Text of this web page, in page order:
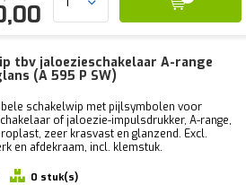
tbv jaloezieschakelaar A-range
(A 595 P SW)
schakelwip met pijlsymbolen voor
of jaloezie-impulsdrukker, A-range,
zeer krasvast en glanzend. Excl.
en afdekraam, incl. klemstuk.
0 stuk(s)